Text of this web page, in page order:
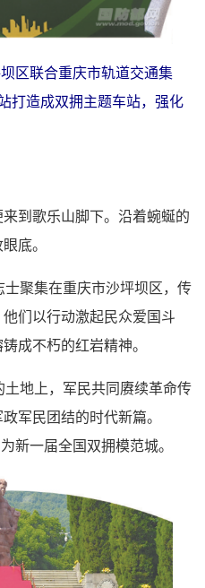
区联合重庆市轨道交通集
打造成双拥主题车站，强化
到歌乐山脚下。沿着蜿蜒的
底。
聚集在重庆市沙坪坝区，传
们以行动激起民众爱国斗
成不朽的红岩精神。
地上，军民共同赓续革命传
军民团结的时代新篇。
新一届全国双拥模范城。